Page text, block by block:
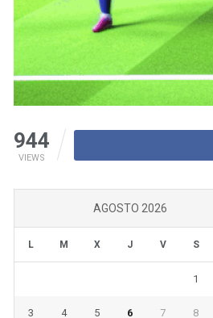
944
VIEWS
AGOSTO 2026
L M X J V S
1
3 4 5 6 7 8